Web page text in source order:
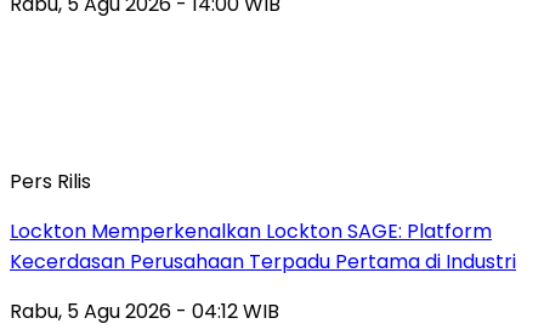
Pers Rilis
Lockton Memperkenalkan Lockton SAGE: Platform
Kecerdasan Perusahaan Terpadu Pertama di Industri
Rabu, 5 Agu 2026 - 04:12 WIB